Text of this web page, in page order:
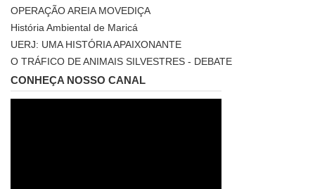
OPERAÇÃO AREIA MOVEDIÇA
História Ambiental de Maricá
UERJ: UMA HISTÓRIA APAIXONANTE
O TRÁFICO DE ANIMAIS SILVESTRES - DEBATE
CONHEÇA NOSSO CANAL